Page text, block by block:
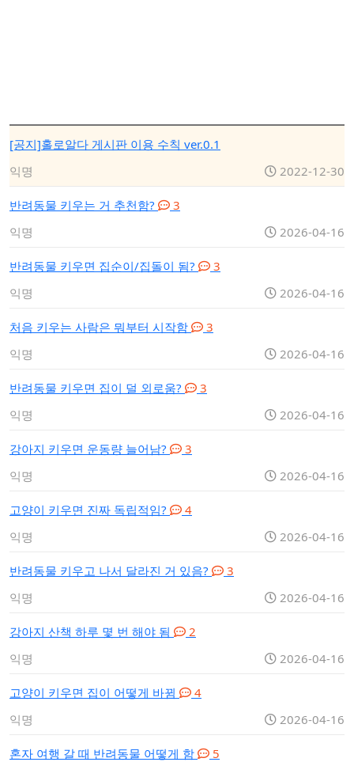
[공지]홀로알다 게시판 이용 수칙 ver.0.1
익명
2022-12-30
반려동물 키우는 거 추천함?
3
익명
2026-04-16
반려동물 키우면 집순이/집돌이 됨?
3
익명
2026-04-16
처음 키우는 사람은 뭐부터 시작함
3
익명
2026-04-16
반려동물 키우면 집이 덜 외로움?
3
익명
2026-04-16
강아지 키우면 운동량 늘어남?
3
익명
2026-04-16
고양이 키우면 진짜 독립적임?
4
익명
2026-04-16
반려동물 키우고 나서 달라진 거 있음?
3
익명
2026-04-16
강아지 산책 하루 몇 번 해야 됨
2
익명
2026-04-16
고양이 키우면 집이 어떻게 바뀜
4
익명
2026-04-16
혼자 여행 갈 때 반려동물 어떻게 함
5